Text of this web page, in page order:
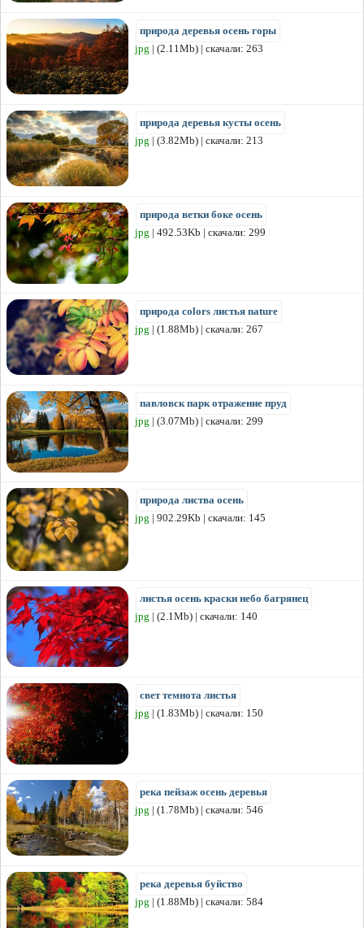
природа деревья осень горы
jpg | (2.11Mb) | скачали: 263
природа деревья кусты осень
jpg | (3.82Mb) | скачали: 213
природа ветки боке осень
jpg | 492.53Kb | скачали: 299
природа colors листья nature
jpg | (1.88Mb) | скачали: 267
павловск парк отражение пруд
jpg | (3.07Mb) | скачали: 299
природа листва осень
jpg | 902.29Kb | скачали: 145
листья осень краски небо багрянец
jpg | (2.1Mb) | скачали: 140
свет темнота листья
jpg | (1.83Mb) | скачали: 150
река пейзаж осень деревья
jpg | (1.78Mb) | скачали: 546
река деревья буйство
jpg | (1.88Mb) | скачали: 584